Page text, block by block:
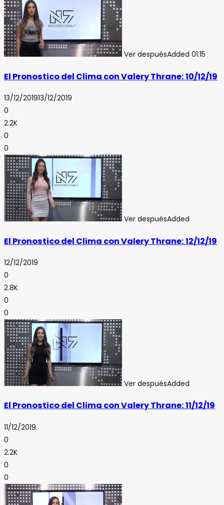
Ver despuésAdded 01:15
El Pronostico del Clima con Valery Thrane: 10/12/19
13/12/201913/12/2019
0
2.2K
0
0
Ver despuésAdded
El Pronostico del Clima con Valery Thrane: 12/12/19
12/12/2019
0
2.8K
0
0
Ver despuésAdded
El Pronostico del Clima con Valery Thrane: 11/12/19
11/12/2019
0
2.2K
0
0